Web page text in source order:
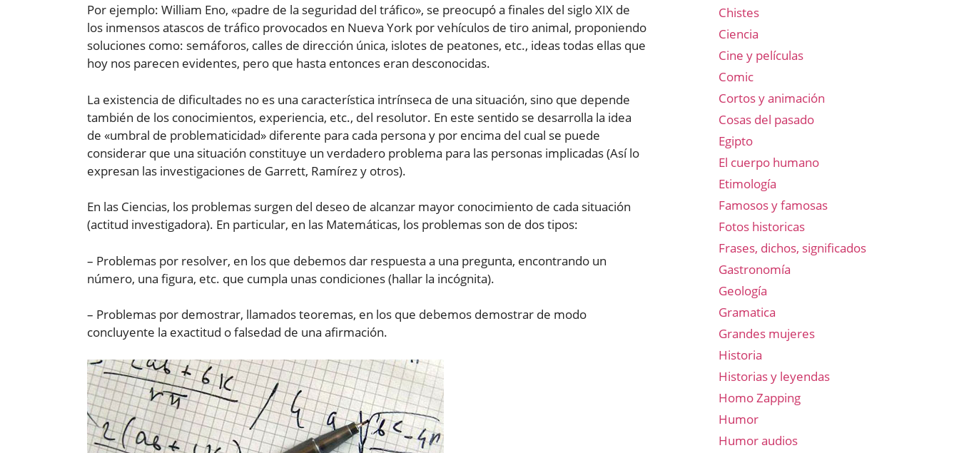
Por ejemplo: William Eno, «padre de la seguridad del tráfico», se preocupó a finales del siglo XIX de
los inmensos atascos de tráfico provocados en Nueva York por vehículos de tiro animal, proponiendo
soluciones como: semáforos, calles de dirección única, islotes de peatones, etc., ideas todas ellas que
hoy nos parecen evidentes, pero que hasta entonces eran desconocidas.
La existencia de dificultades no es una característica intrínseca de una situación, sino que depende
también de los conocimientos, experiencia, etc., del resolutor. En este sentido se desarrolla la idea
de «umbral de problematicidad» diferente para cada persona y por encima del cual se puede
considerar que una situación constituye un verdadero problema para las personas implicadas (Así lo
expresan las investigaciones de Garrett, Ramírez y otros).
En las Ciencias, los problemas surgen del deseo de alcanzar mayor conocimiento de cada situación
(actitud investigadora). En particular, en las Matemáticas, los problemas son de dos tipos:
– Problemas por resolver, en los que debemos dar respuesta a una pregunta, encontrando un
número, una figura, etc. que cumpla unas condiciones (hallar la incógnita).
– Problemas por demostrar, llamados teoremas, en los que debemos demostrar de modo
concluyente la exactitud o falsedad de una afirmación.
Chistes
Ciencia
Cine y películas
Comic
Cortos y animación
Cosas del pasado
Egipto
El cuerpo humano
Etimología
Famosos y famosas
Fotos historicas
Frases, dichos, significados
Gastronomía
Geología
Gramatica
Grandes mujeres
Historia
Historias y leyendas
Homo Zapping
Humor
Humor audios